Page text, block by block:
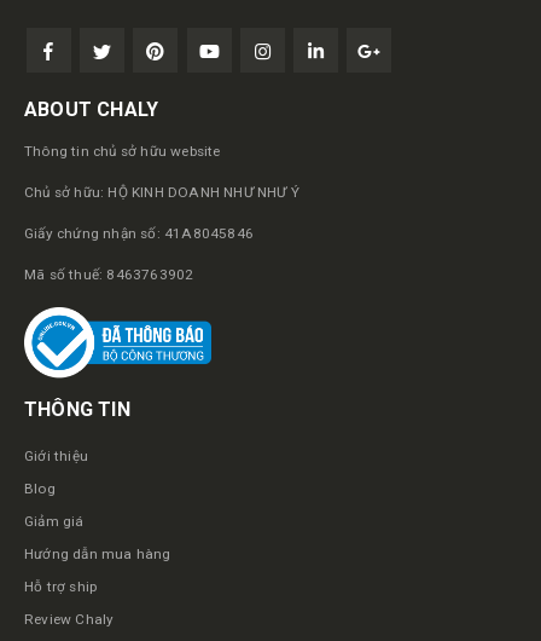
ABOUT CHALY
Thông tin chủ sở hữu website
Chủ sở hữu: HỘ KINH DOANH NHƯ NHƯ Ý
Giấy chứng nhận số: 41A8045846
Mã số thuế: 8463763902
THÔNG TIN
Giới thiệu
Blog
Giảm giá
Hướng dẫn mua hàng
Hỗ trợ ship
Review Chaly